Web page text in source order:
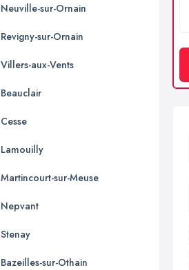
Neuville-sur-Ornain
Revigny-sur-Ornain
Villers-aux-Vents
Beauclair
Cesse
Lamouilly
Martincourt-sur-Meuse
Nepvant
Stenay
Bazeilles-sur-Othain